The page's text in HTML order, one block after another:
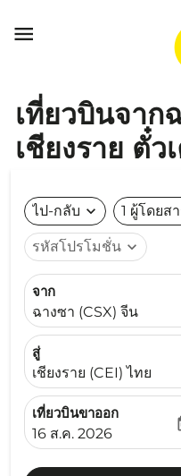

เที่ยวบินจาก
เชียงราย ตั๋
ไป-กลับ expand_more 1 ผู้โดยส
รหัสโปรโมชั่น expand_more
จาก
ฉางซา (CSX) จีน
สู่
เชียงราย (CEI) ไทย
เที่ยวบินขาออก
fc-booking-
16 ส.ค. 2026